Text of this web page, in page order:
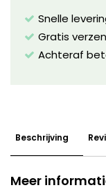
Snelle
Gratis
Achteraf
Beschrijving
Meer